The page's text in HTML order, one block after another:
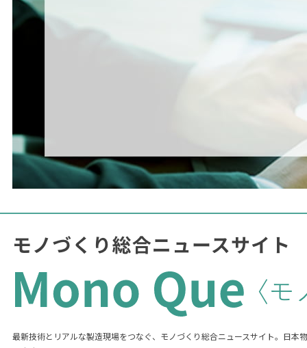
最新技術とリアルな製造現場をつなぐ、モノづくり総合ニュースサイト。日本